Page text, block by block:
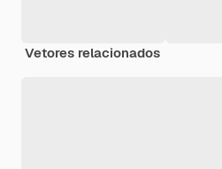
Vetores relacionados